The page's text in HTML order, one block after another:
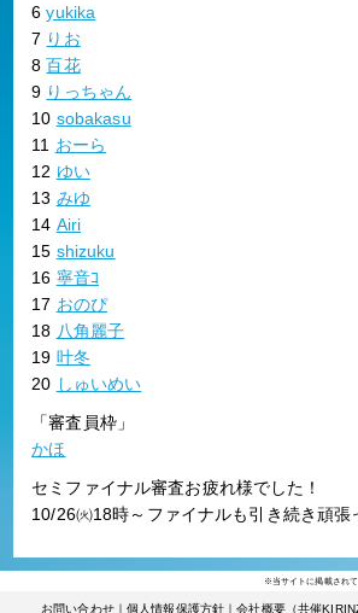
6yukika
7 りお
8百花
9 りっちゃん
10 sobakasu
11 おーら
12 ゆい
13 みゆ
14 Airi
15 shizuku
16 寧音ｺ
17 おのぴ
18 八角麗子
19 叶冬
20 しゅいめい
「審査員枠」
かほ
セミファイナル審査お疲れ様でした！
10/26㈫18時～ファイナルも引き続き頑張
※当サイトに掲載されて
お問い合わせ｜個人情報保護方針 ｜会社概要（共催